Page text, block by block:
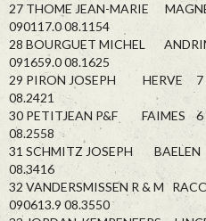
27 THOME JEAN-MARIE
090117.0 08.1154
28 BOURGUET MICHEL
091659.0 08.1625
29 PIRON JOSEPH HERVE
08.2421
30 PETITJEAN P&F FAIMES 6
08.2558
31 SCHMITZ JOSEPH
08.3416
32 VANDERSMISSEN R & M
090613.9 08.3550